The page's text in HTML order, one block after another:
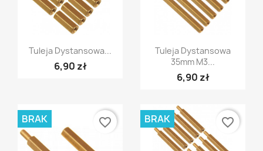
Szybki podgląd
Tuleja Dystansowa...
6,90 zł
Szybki podgląd
Tuleja Dystansowa
35mm M3...
6,90 zł
BRAK favorite_border BRAK favorite_border